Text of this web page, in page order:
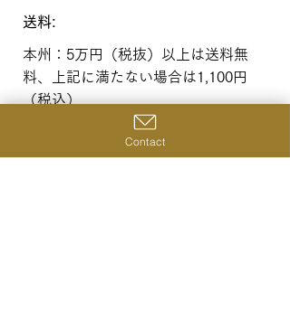
送料:
本州：5万円（税抜）以上は送料無
料、上記に満たない場合は1,100円
（税込）
北海道・沖縄：10万円（税抜）以上
は送料無料、上記に満たない場合は
Contact